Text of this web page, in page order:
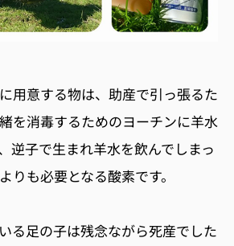
用意する物は、助産で引っ張るた
を消毒するためのヨーチンに羊水
逆子で生まれ羊水を飲んでしまっ
りも必要となる酸素です。
る足の子は残念ながら死産でした